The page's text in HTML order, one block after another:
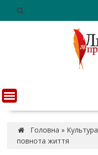
n
t
Головна » Культура
повнота життя